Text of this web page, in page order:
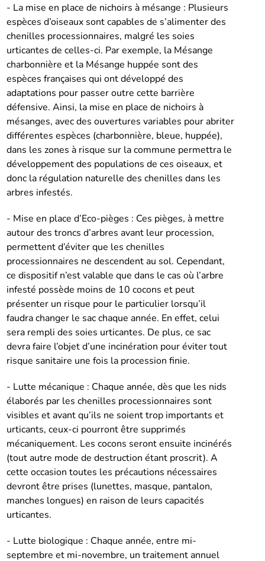
- La mise en place de nichoirs à mésange : Plusieurs
espèces d’oiseaux sont capables de s’alimenter des
chenilles processionnaires, malgré les soies
urticantes de celles-ci. Par exemple, la Mésange
charbonnière et la Mésange huppée sont des
espèces françaises qui ont développé des
adaptations pour passer outre cette barrière
défensive. Ainsi, la mise en place de nichoirs à
mésanges, avec des ouvertures variables pour abriter
différentes espèces (charbonnière, bleue, huppée),
dans les zones à risque sur la commune permettra le
développement des populations de ces oiseaux, et
donc la régulation naturelle des chenilles dans les
arbres infestés.
- Mise en place d’Eco-pièges : Ces pièges, à mettre
autour des troncs d’arbres avant leur procession,
permettent d’éviter que les chenilles
processionnaires ne descendent au sol. Cependant,
ce dispositif n’est valable que dans le cas où l’arbre
infesté possède moins de 10 cocons et peut
présenter un risque pour le particulier lorsqu’il
faudra changer le sac chaque année. En effet, celui
sera rempli des soies urticantes. De plus, ce sac
devra faire l’objet d’une incinération pour éviter tout
risque sanitaire une fois la procession finie.
- Lutte mécanique : Chaque année, dès que les nids
élaborés par les chenilles processionnaires sont
visibles et avant qu’ils ne soient trop importants et
urticants, ceux-ci pourront être supprimés
mécaniquement. Les cocons seront ensuite incinérés
(tout autre mode de destruction étant proscrit). A
cette occasion toutes les précautions nécessaires
devront être prises (lunettes, masque, pantalon,
manches longues) en raison de leurs capacités
urticantes.
- Lutte biologique : Chaque année, entre mi-
septembre et mi-novembre, un traitement annuel